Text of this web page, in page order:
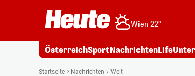
Wien 22°
ÖsterreichSportNachrichtenLife
Startseite Nachrichten Welt